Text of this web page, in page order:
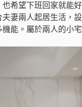
希望下班回家就能
妻兩人起居生活
能。屬於兩人的小